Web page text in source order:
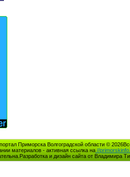
Приморска Волгоградской области ©
материалов - активная ссылка на //
и дизайн сайта от Владимира